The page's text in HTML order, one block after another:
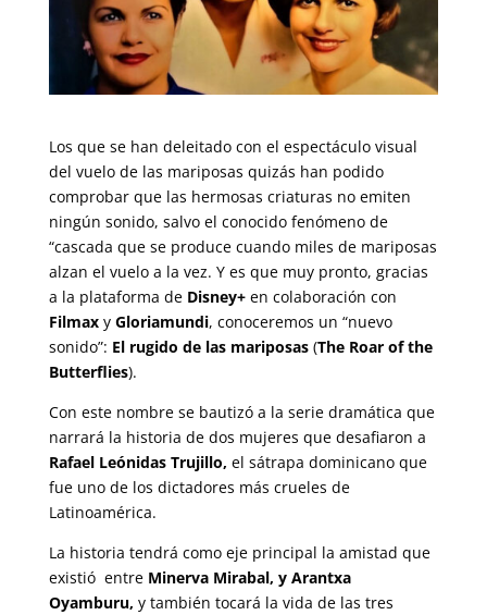
Los que se han deleitado con el espectáculo visual
del vuelo de las mariposas quizás han podido
comprobar que las hermosas criaturas no emiten
ningún sonido, salvo el conocido fenómeno de
“cascada que se produce cuando miles de mariposas
alzan el vuelo a la vez. Y es que muy pronto, gracias
a la plataforma de Disney+en colaboración con
Filmaxy Gloriamundi, conoceremos un “nuevo
sonido”: El rugido de las mariposas(The Roar of the
Butterflies).
Con este nombre se bautizó a la serie dramática que
narrará la historia de dos mujeres que desafiaron a
Rafael Leónidas Trujillo, el sátrapa dominicano que
fue uno de los dictadores más crueles de
Latinoamérica.
La historia tendrá como eje principal la amistad que
existió entre Minerva Mirabal, y Arantxa
Oyamburu, y también tocará la vida de las tres